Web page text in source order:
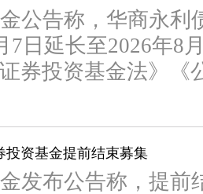
公告称，华商永利
7日延长至2026年8
券投资基金法》《
投资基金提前结束募集
发布公告称，提前